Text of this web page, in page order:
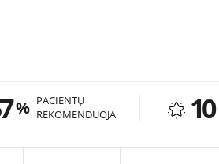
% PACIENTŲ
REKOMENDUOJA
10